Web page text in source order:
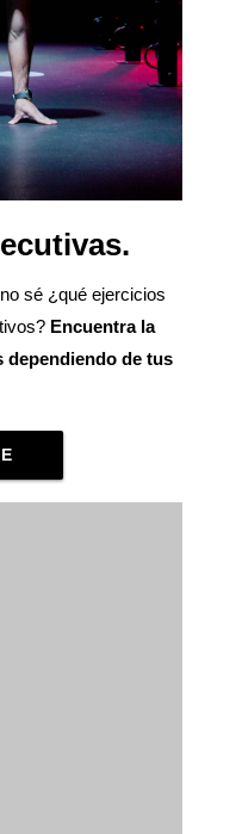
sé ¿qué ejercicios
Encuentra la
dependiendo de tus